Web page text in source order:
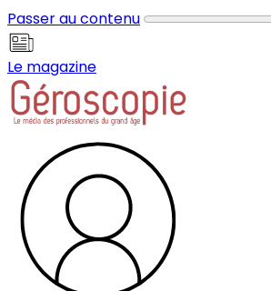
Passer au contenu
Le magazine
Panneau de gestion des cookies